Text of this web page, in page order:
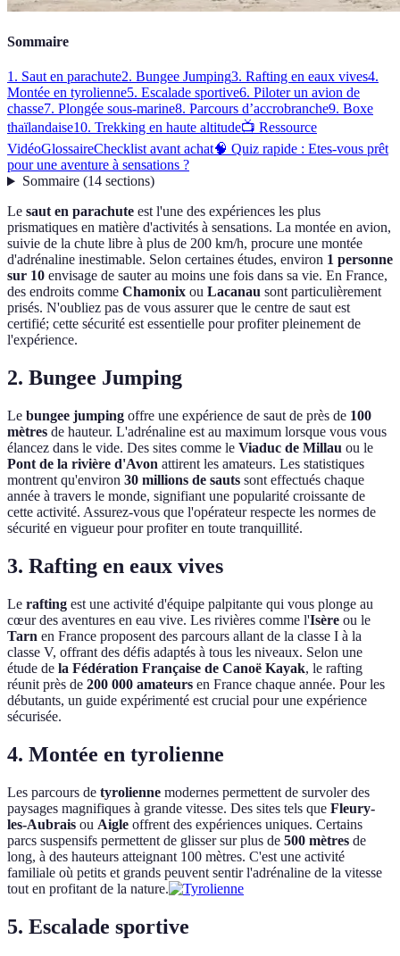
Sommaire
1. Saut en parachute2. Bungee Jumping3. Rafting en eaux vives4.
Montée en tyrolienne5. Escalade sportive6. Piloter un avion de
chasse7. Plongée sous-marine8. Parcours d’accrobranche9. Boxe
thaïlandaise10. Trekking en haute altitude📺 Ressource
VidéoGlossaireChecklist avant achat🧠 Quiz rapide : Etes-vous prêt
pour une aventure à sensations ?
Sommaire(14 sections)
Le saut en parachute est l'une des expériences les plus
prismatiques en matière d'activités à sensations. La montée en avion,
suivie de la chute libre à plus de 200 km/h, procure une montée
d'adrénaline inestimable. Selon certaines études, environ 1 personne
sur 10 envisage de sauter au moins une fois dans sa vie. En France,
des endroits comme Chamonix ou Lacanau sont particulièrement
prisés. N'oubliez pas de vous assurer que le centre de saut est
certifié; cette sécurité est essentielle pour profiter pleinement de
l'expérience.
2. Bungee Jumping
Le bungee jumping offre une expérience de saut de près de 100
mètres de hauteur. L'adrénaline est au maximum lorsque vous vous
élancez dans le vide. Des sites comme le Viaduc de Millau ou le
Pont de la rivière d'Avon attirent les amateurs. Les statistiques
montrent qu'environ 30 millions de sauts sont effectués chaque
année à travers le monde, signifiant une popularité croissante de
cette activité. Assurez-vous que l'opérateur respecte les normes de
sécurité en vigueur pour profiter en toute tranquillité.
3. Rafting en eaux vives
Le rafting est une activité d'équipe palpitante qui vous plonge au
cœur des aventures en eau vive. Les rivières comme l'Isère ou le
Tarn en France proposent des parcours allant de la classe I à la
classe V, offrant des défis adaptés à tous les niveaux. Selon une
étude de la Fédération Française de Canoë Kayak, le rafting
réunit près de 200 000 amateurs en France chaque année. Pour les
débutants, un guide expérimenté est crucial pour une expérience
sécurisée.
4. Montée en tyrolienne
Les parcours de tyrolienne modernes permettent de survoler des
paysages magnifiques à grande vitesse. Des sites tels que Fleury-
les-Aubrais ou Aigle offrent des expériences uniques. Certains
parcs suspensifs permettent de glisser sur plus de 500 mètres de
long, à des hauteurs atteignant 100 mètres. C'est une activité
familiale où petits et grands peuvent sentir l'adrénaline de la vitesse
tout en profitant de la nature.
5. Escalade sportive